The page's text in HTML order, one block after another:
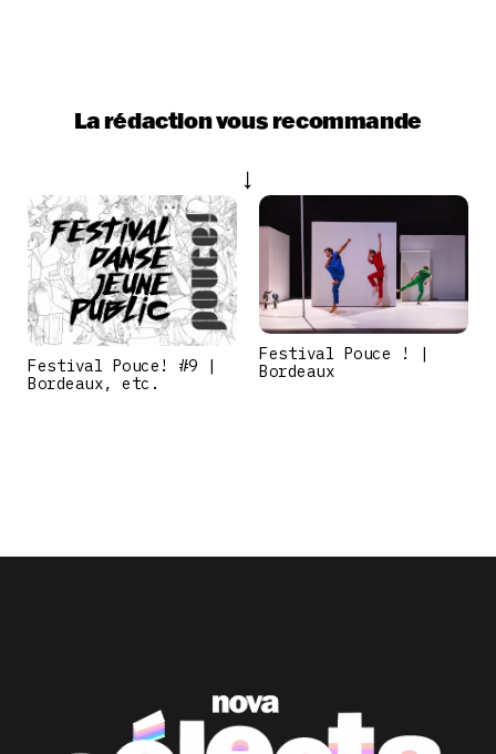
La rédaction vous recommande
Festival Pouce! #9 |
Bordeaux, etc.
Festival Pouce ! |
Bordeaux